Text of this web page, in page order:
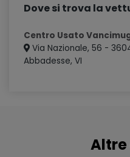
Dove si trova la
Centro Usato
Via Nazionale, 56 -
Abbadesse, VI